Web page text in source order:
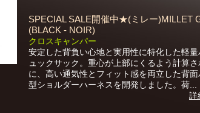
SPECIAL SALE開催中★(ミレー)MILLET
(BLACK - NOIR)
クロスキャンパー
安定した背負い心地と実用性に特化した軽量
ュックサック。重心が上部にくるよう計算
に、高い通気性とフィット感を両立した背面
型ショルダーハーネスを開発しました。荷...
詳